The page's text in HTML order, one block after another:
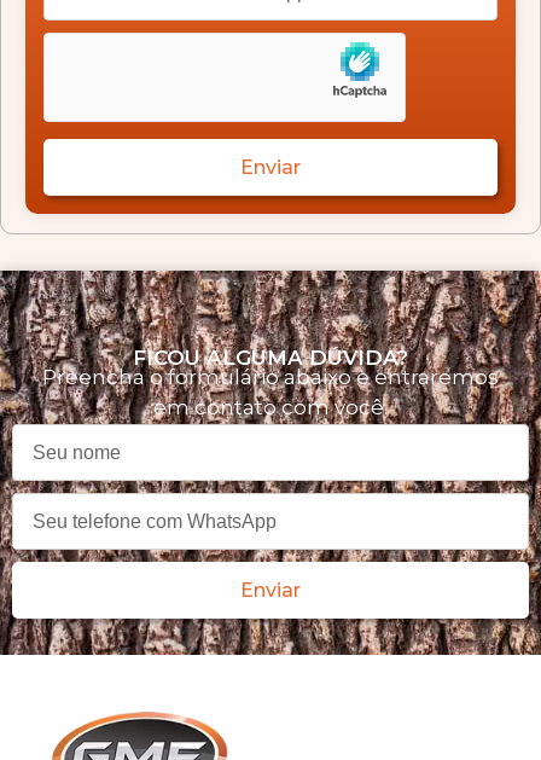
Enviar
FICOU ALGUMA DÚVIDA?
Preencha o formulário abaixo e entraremos
em contato com você.
Enviar